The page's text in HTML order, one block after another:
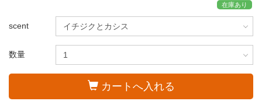
在庫あり
scent
数量
カートへ入れる